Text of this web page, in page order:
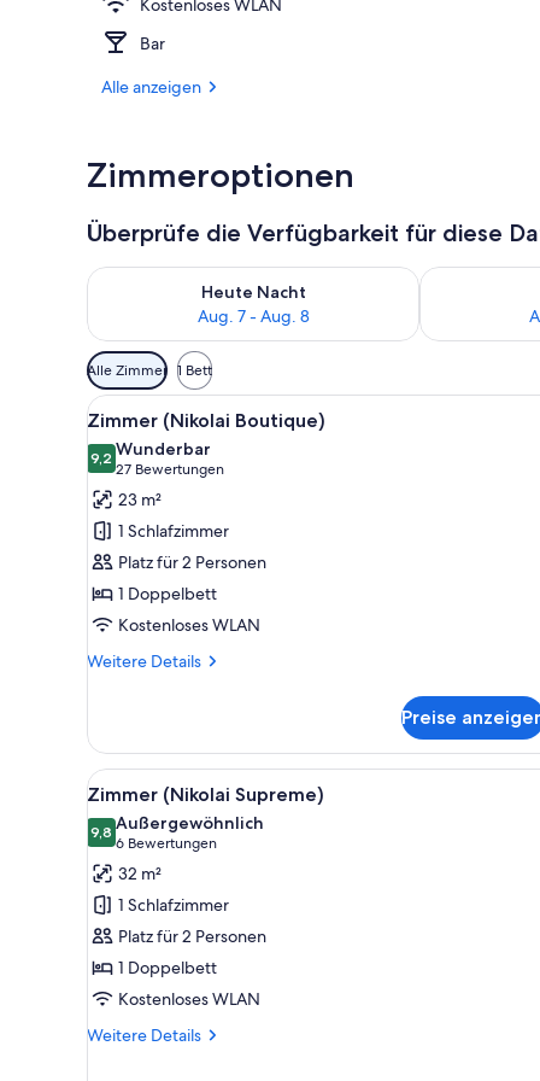
Kostenloses WLAN
Bar
Alle anzeigen
Zimmeroptionen
Überprüfe die Verfügbarkeit für diese
Heute Nacht
Aug. 7 - Aug. 8
Überprüfe die Verfügbarkeit für heute Nacht, Aug. 7
Überprüfe
Verfügbare
Filter
für
Zimmer
Alle Zimmer 1 Bett
Alle
Fotos
für
Zimmer
(Nikolai
Boutique)
anzeigen
Zimmer (Nikolai Boutique) |
5
Zimmer (Nikolai Boutique)
9,29,2 von 10
Wunderbar
27 Bewertungen
(27
Bewertungen)
23 m²
1 Schlafzimmer
Platz für 2 Personen
1 Doppelbett
Kostenloses WLAN
Weitere Details
Weitere
(Nikolai
Boutique)
Preise
Alle
Fotos
für
Zimmer
(Nikolai
Supreme)
anzeigen
Ein Hotelzimmer mit einem
3
Zimmer (Nikolai Supreme)
9,89,8 von 10
Außergewöhnlich
6 Bewertungen
(6
Bewertungen)
32 m²
1 Schlafzimmer
Platz für 2 Personen
1 Doppelbett
Kostenloses WLAN
Weitere Details
Weitere